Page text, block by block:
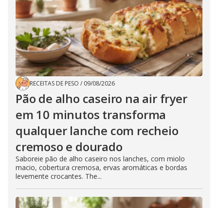
RECEITAS DE PESO / 09/08/2026
Pão de alho caseiro na air fryer
em 10 minutos transforma
qualquer lanche com recheio
cremoso e dourado
Saboreie pão de alho caseiro nos lanches, com miolo
macio, cobertura cremosa, ervas aromáticas e bordas
levemente crocantes. The...